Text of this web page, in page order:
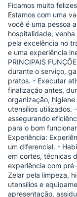
Ficamos muito
Estamos com uma
você é uma pessoa
hospitalidade,
pela excelência no
e uma experiência
PRINCIPAIS
durante o serviço,
pratos. - Executar
finalização antes,
organização,
utensílios utilizados.
assegurando
para o bom
Experiência:
um diferencial. -
em cortes, técnicas
experiência com
Zelar pela limpeza,
utensílios e
apresentação,